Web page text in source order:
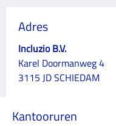
Adres
Incluzio B.V.
Karel Doormanweg 4
3115 JD SCHIEDAM
Kantooruren